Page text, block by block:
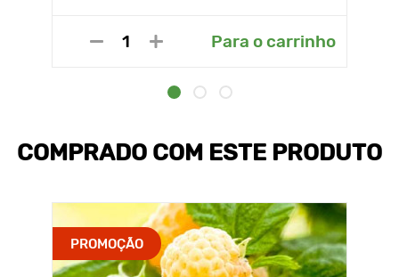
Para o carrinho
COMPRADO COM ESTE PRODUTO
PROMOÇÃO